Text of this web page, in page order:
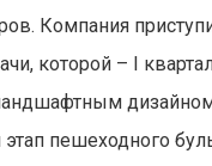
Компания
которой – I
пешеходного